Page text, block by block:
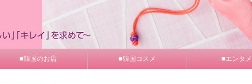
■韓国のお店 ■韓国コスメ ■エンタメ